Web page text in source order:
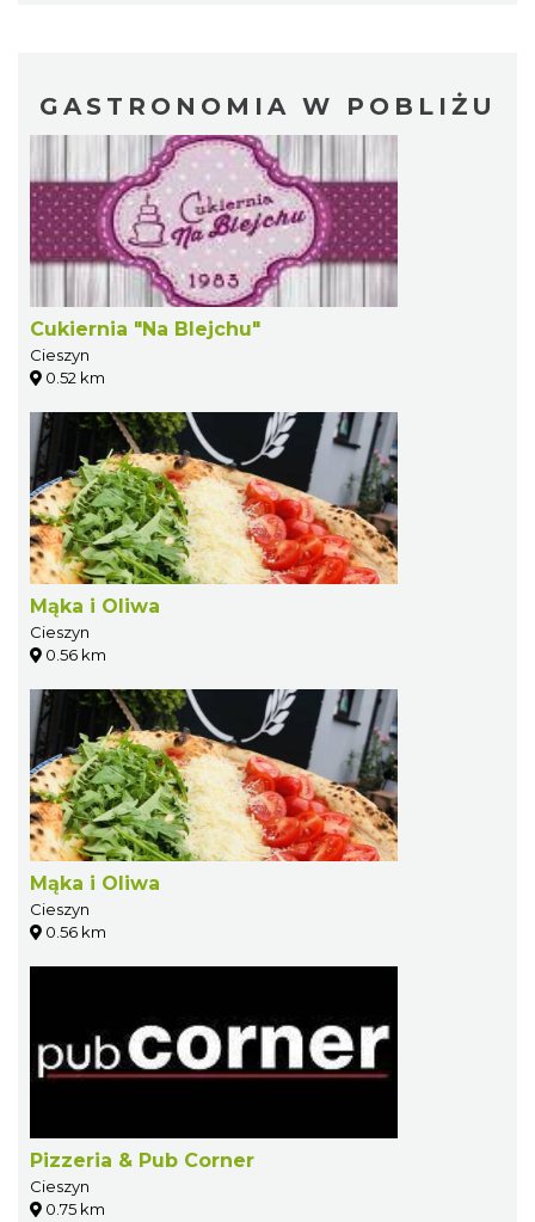
GASTRONOMIA W POBLIŻU
Cukiernia "Na Blejchu"
Cieszyn
0.52 km
Mąka i Oliwa
Cieszyn
0.56 km
Mąka i Oliwa
Cieszyn
0.56 km
Pizzeria & Pub Corner
Cieszyn
0.75 km